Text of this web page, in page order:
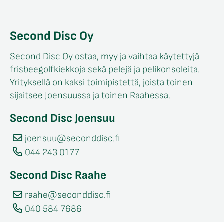
Second Disc Oy
Second Disc Oy ostaa, myy ja vaihtaa käytettyjä
frisbeegolfkiekkoja sekä pelejä ja pelikonsoleita.
Yrityksellä on kaksi toimipistettä, joista toinen
sijaitsee Joensuussa ja toinen Raahessa.
Second Disc Joensuu
joensuu@seconddisc.fi
044 243 0177
Second Disc Raahe
raahe@seconddisc.fi
040 584 7686